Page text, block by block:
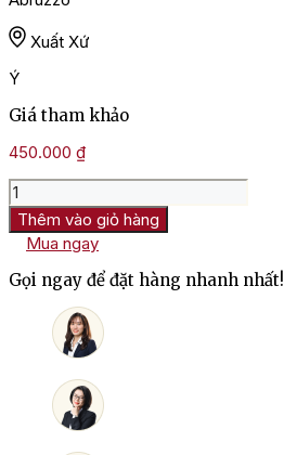
Xuất Xứ
Ý
Giá tham khảo
450.000 ₫
Rượu
Vang
Ý
Montepulciano
D'Abruzzo
Riserva
Thêm vào giỏ hàng
Mua ngay
Gọi ngay để đặt hàng nhanh nhất!